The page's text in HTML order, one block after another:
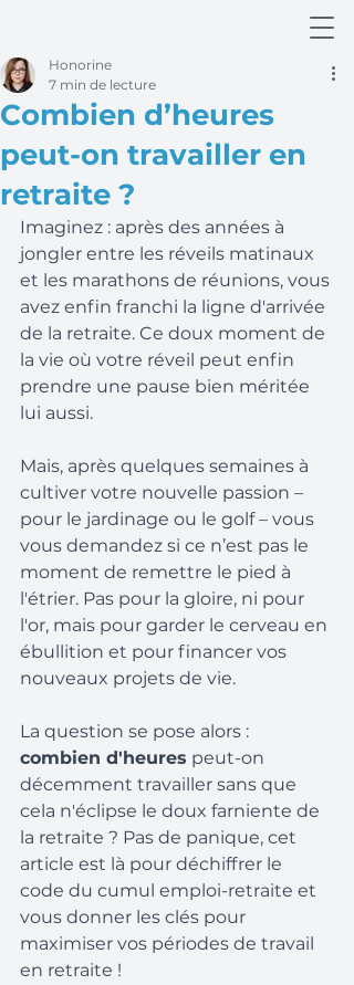
Combien d’heures
peut-on travailler en
retraite ?
Honorine
7 min de lecture
Imaginez : après des années à
jongler entre les réveils matinaux
et les marathons de réunions, vous
avez enfin franchi la ligne d'arrivée
de la retraite. Ce doux moment de
la vie où votre réveil peut enfin
prendre une pause bien méritée
lui aussi.
Mais, après quelques semaines à
cultiver votre nouvelle passion –
pour le jardinage ou le golf – vous
vous demandez si ce n’est pas le
moment de remettre le pied à
l'étrier. Pas pour la gloire, ni pour
l'or, mais pour garder le cerveau en
ébullition et pour financer vos
nouveaux projets de vie.
La question se pose alors :
combien d'heures peut-on
décemment travailler sans que
cela n'éclipse le doux farniente de
la retraite ? Pas de panique, cet
article est là pour déchiffrer le
code du cumul emploi-retraite et
vous donner les clés pour
maximiser vos périodes de travail
en retraite !